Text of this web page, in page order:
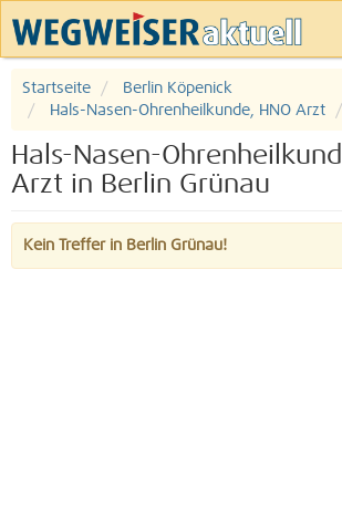
Startseite
Berlin Köpenick
Hals-Nasen-Ohrenheilkunde, HNO Arzt
Hals-Nasen-
Arzt in Berlin Grünau
Kein Treffer in Berlin Grünau!